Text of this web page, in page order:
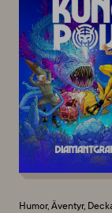
Humor, Äventyr,